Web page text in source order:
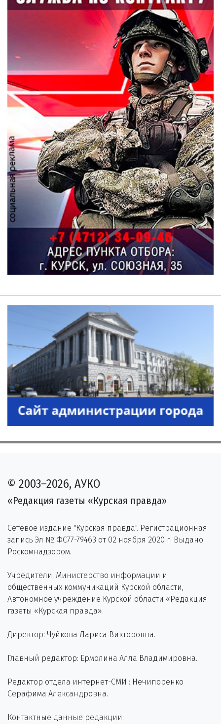
© 2003–2026, АУКО
«Редакция газеты «Курская правда»
Сетевое издание "Курская правда". Регистрационная
запись Эл № ФС77-79463 от 02 ноября 2020 г. Выдано
Роскомнадзором.
Учредители: Министерство информации и
общественных коммуникаций Курской области,
Автономное учреждение Курской области «Редакция
газеты «Курская правда».
Директор: Чуйкова Лариса Викторовна.
Главный редактор: Ермолина Алла Владимировна.
Редактор отдела интернет-СМИ : Нечипоренко
Серафима Александровна.
Контактные данные редакции: